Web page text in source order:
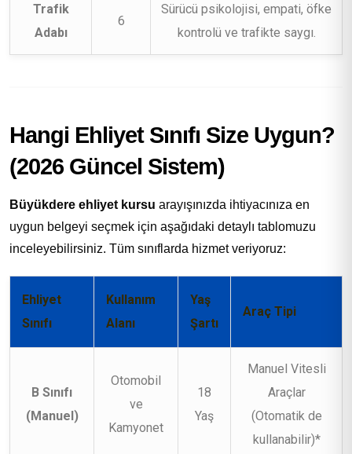
Trafik
Adabı
6
Sürücü psikolojisi, empati, öfke
kontrolü ve trafikte saygı.
Hangi Ehliyet Sınıfı Size Uygun?
(2026 Güncel Sistem)
Büyükdere ehliyet kursu arayışınızda ihtiyacınıza en
uygun belgeyi seçmek için aşağıdaki detaylı tablomuzu
inceleyebilirsiniz. Tüm sınıflarda hizmet veriyoruz:
Ehliyet
Sınıfı
Kullanım
Alanı
Yaş
Şartı
Araç Tipi
B Sınıfı
(Manuel)
Otomobil
ve
Kamyonet
18
Yaş
Manuel Vitesli
Araçlar
(Otomatik de
kullanabilir)*